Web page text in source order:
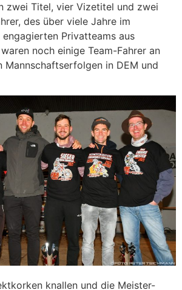
zwei Titel, vier Vizetitel und zwei
des über viele Jahre im
Privatteams aus
noch einige Team-Fahrer an
Mannschaftserfolgen in DEM und
knallen und die Meister-